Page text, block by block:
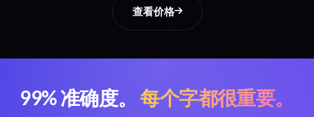
查看价格
99% 准确度。 每个字都很重要。